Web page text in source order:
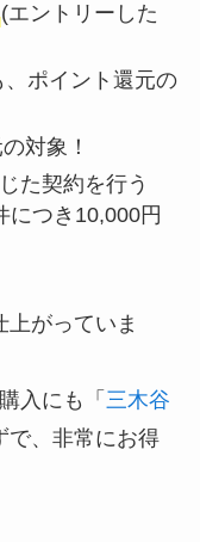
(エントリーした
、ポイント還元の
対象！
た契約を行う
につき10,000円
上がっていま
入にも「 三木谷
で、非常にお得